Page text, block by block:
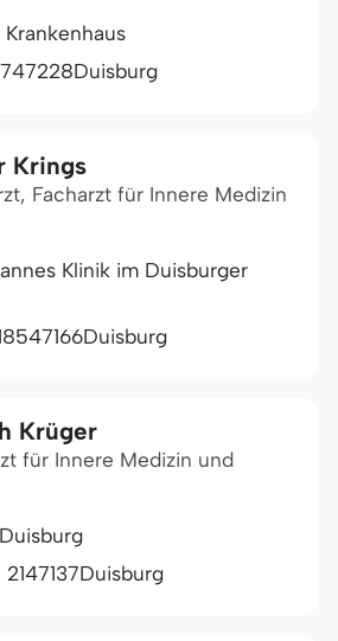
Krankenhaus
47228Duisburg
Krings
Facharzt für Innere Medizin
Klinik im Duisburger
47166Duisburg
Krüger
für Innere Medizin und
47137Duisburg